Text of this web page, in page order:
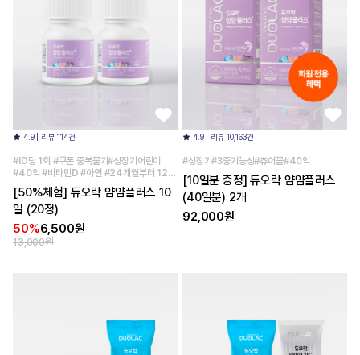
4.9 | 리뷰 114건
#ID당 1회 #쿠폰 중복불가#성장기어린이
#40억 #비타민D #아연 #24개월부터 12세
까지 #어린이유산균 #츄어블유산균 #키즈유
산균
[50%체험] 듀오락 얌얌플러스 10
일 (20정)
50%6,500원
13,000원
4.9 | 리뷰 10,163건
#성장기#3중기능성#츄어블#40억
[10일분 증정] 듀오락 얌얌플러스
(40일분) 2개
92,000원